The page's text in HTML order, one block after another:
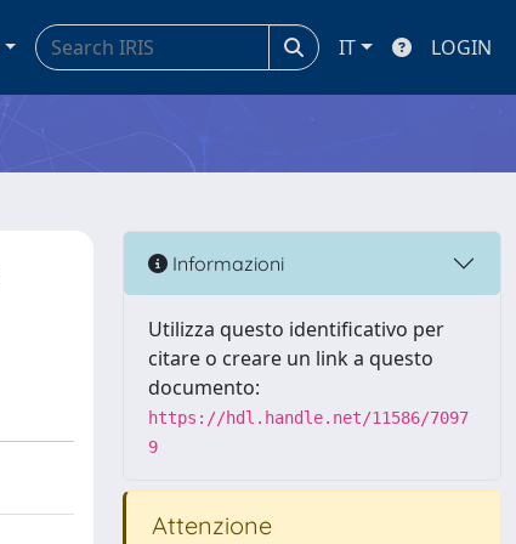
IT LOGIN
Informazioni
Utilizza questo identificativo per
citare o creare un link a questo
documento:
https://hdl.handle.net/11586/7097
9
Attenzione